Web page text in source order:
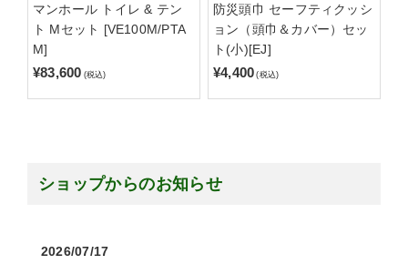
マンホール トイレ & テン
ト Mセット [VE100M/PTA
M]
¥83,600 (税込)
防災頭巾 セーフティクッシ
ョン（頭巾＆カバー）セッ
ト(小)[EJ]
¥4,400 (税込)
ショップからのお知らせ
2026/07/17